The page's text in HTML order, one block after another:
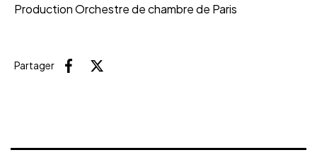
Production Orchestre de chambre de Paris
Partager FacebookX (Twitter)